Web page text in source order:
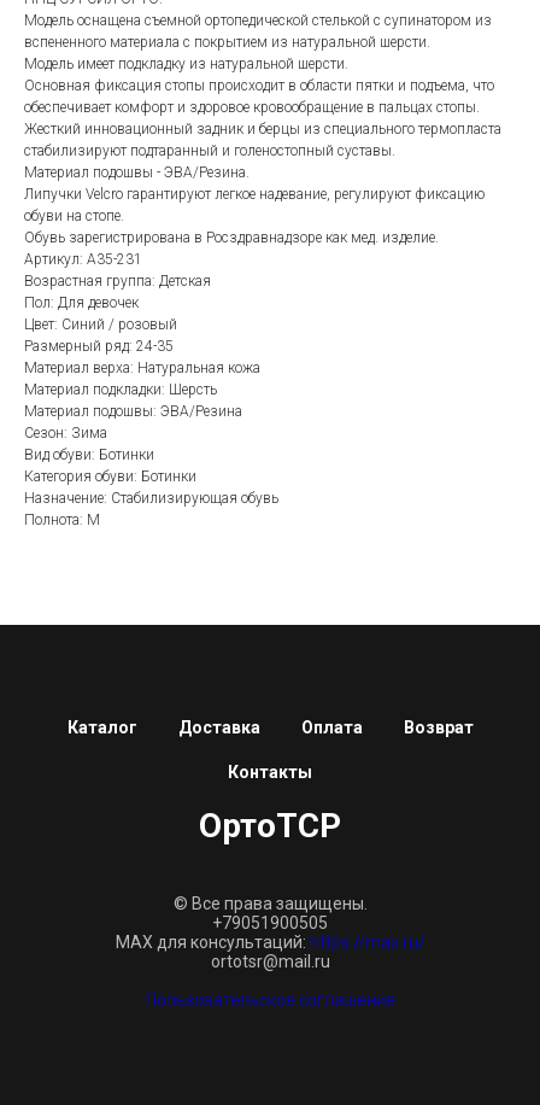
Модель оснащена съемной ортопедической стелькой с супинатором из
вспененного материала с покрытием из натуральной шерсти.
Модель имеет подкладку из натуральной шерсти.
Основная фиксация стопы происходит в области пятки и подъема, что
обеспечивает комфорт и здоровое кровообращение в пальцах стопы.
Жесткий инновационный задник и берцы из специального термопласта
стабилизируют подтаранный и голеностопный суставы.
Материал подошвы - ЭВА/Резина.
Липучки Velcro гарантируют легкое надевание, регулируют фиксацию
обуви на стопе.
Обувь зарегистрирована в Росздравнадзоре как мед. изделие.
Артикул: A35-231
Возрастная группа: Детская
Пол: Для девочек
Цвет: Синий / розовый
Размерный ряд: 24-35
Материал верха: Натуральная кожа
Материал подкладки: Шерсть
Материал подошвы: ЭВА/Резина
Сезон: Зима
Вид обуви: Ботинки
Категория обуви: Ботинки
Назначение: Стабилизирующая обувь
Полнота: M
Каталог Доставка Оплата Возврат
Контакты
ОртоТСР
© Все права защищены.
+79051900505
MAX для консультаций: https://max.ru/
ortotsr@mail.ru
Пользовательское соглашение